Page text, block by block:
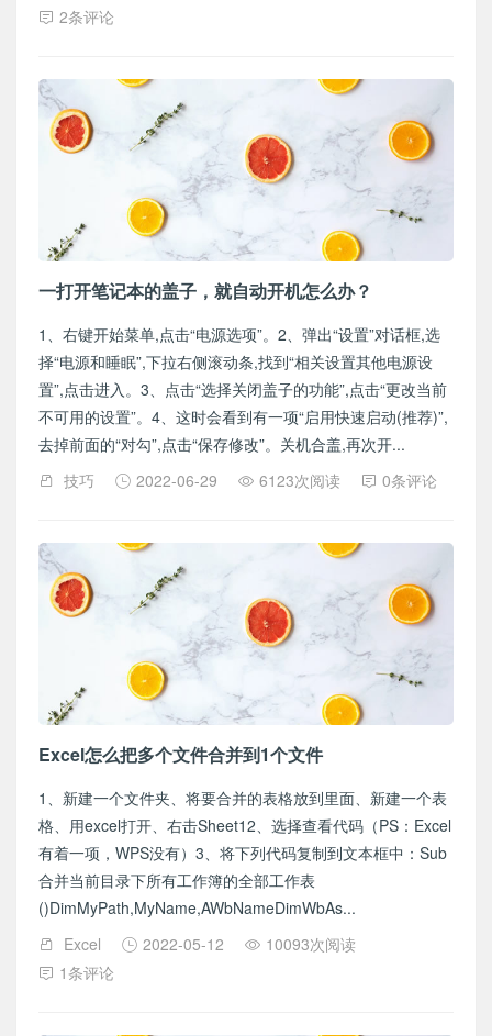
2条评论
一打开笔记本的盖子，就自动开机怎么办？
1、右键开始菜单,点击“电源选项”。2、弹出“设置”对话框,选
择“电源和睡眠”,下拉右侧滚动条,找到“相关设置其他电源设
置”,点击进入。3、点击“选择关闭盖子的功能”,点击“更改当前
不可用的设置”。4、这时会看到有一项“启用快速启动(推荐)”,
去掉前面的“对勾”,点击“保存修改”。关机合盖,再次开...
技巧
2022-06-29 6123次阅读 0条评论
Excel怎么把多个文件合并到1个文件
1、新建一个文件夹、将要合并的表格放到里面、新建一个表
格、用excel打开、右击Sheet12、选择查看代码（PS：Excel
有着一项，WPS没有）3、将下列代码复制到文本框中：Sub
合并当前目录下所有工作簿的全部工作表
()DimMyPath,MyName,AWbNameDimWbAs...
Excel
2022-05-12
10093次阅读
1条评论